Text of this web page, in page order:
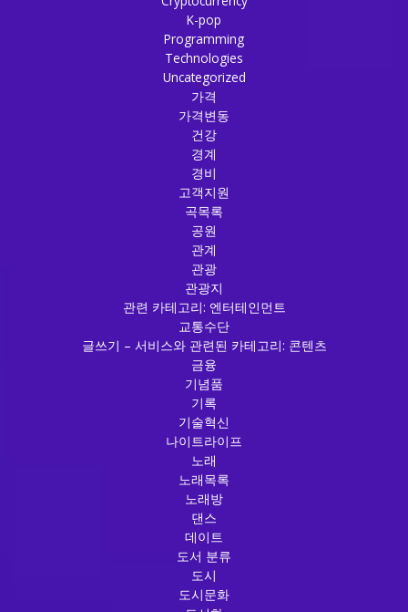
K-pop
Programming
Technologies
Uncategorized
가격
가격변동
건강
경계
경비
고객지원
곡목록
공원
관계
관광
관광지
관련 카테고리: 엔터테인먼트
교통수단
글쓰기 – 서비스와 관련된 카테고리: 콘텐츠
금융
기념품
기록
기술혁신
나이트라이프
노래
노래목록
노래방
댄스
데이트
도서 분류
도시
도시문화